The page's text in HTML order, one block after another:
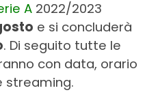
A 2022/2023
e si concluderà
. Di seguito tutte le
con data, orario
streaming.